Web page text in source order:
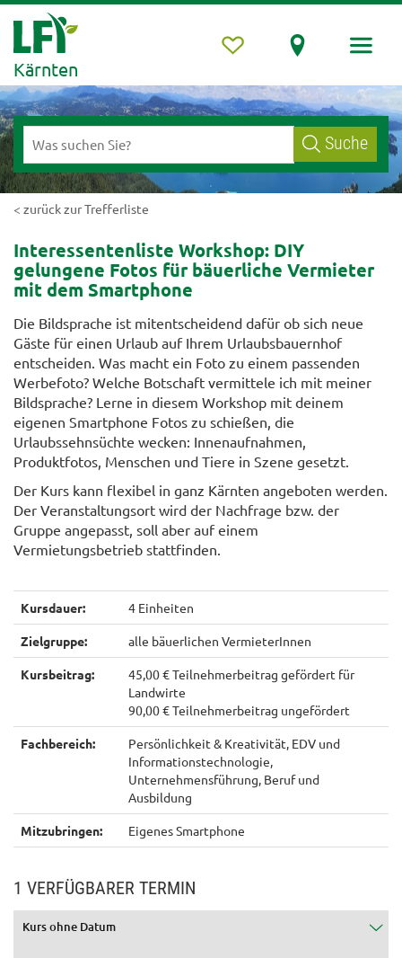
Kärnten
Suche
< zurück zur Trefferliste
Interessentenliste Workshop: DIY
gelungene Fotos für bäuerliche Vermieter
mit dem Smartphone
Die Bildsprache ist mitentscheidend dafür ob sich neue
Gäste für einen Urlaub auf Ihrem Urlaubsbauernhof
entscheiden. Was macht ein Foto zu einem passenden
Werbefoto? Welche Botschaft vermittele ich mit meiner
Bildsprache? Lerne in diesem Workshop mit deinem
eigenen Smartphone Fotos zu schießen, die
Urlaubssehnsüchte wecken: Innenaufnahmen,
Produktfotos, Menschen und Tiere in Szene gesetzt.
Der Kurs kann flexibel in ganz Kärnten angeboten werden.
Der Veranstaltungsort wird der Nachfrage bzw. der
Gruppe angepasst, soll aber auf einem
Vermietungsbetrieb stattfinden.
Kursdauer: 4 Einheiten
Zielgruppe: alle bäuerlichen VermieterInnen
Kursbeitrag:
45,00 € Teilnehmerbeitrag gefördert für
Landwirte
90,00 € Teilnehmerbeitrag ungefördert
Fachbereich:
Persönlichkeit & Kreativität, EDV und
Informationstechnologie,
Unternehmensführung, Beruf und
Ausbildung
Mitzubringen: Eigenes Smartphone
1 VERFÜGBARER TERMIN
Kurs ohne Datum